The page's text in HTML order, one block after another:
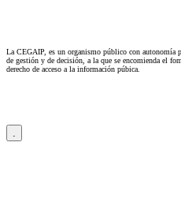
La CEGAIP, es un organismo público con autonomía
de gestión y de decisión, a la que se encomienda el
derecho de acceso a la información púbica.